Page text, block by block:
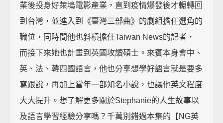
業後投身好萊塢電影產業，直到疫情爆發後才輾轉回
到台灣，並進入到《臺灣三部曲》的劇組擔任選角的
職位，同時間他也斜槓擔任Taiwan News的記者，
而接下來她也計畫到英國攻讀碩士。來賓本身會中、
英、法、韓四國語言，他也分享想學好語言就是要多
寫跟說，再加上當年一部知名小說，也讓他英文程度
大大提升。想了解更多關於Stephanie的人生故事以
及語言學習經驗分享嗎？千萬別錯過本集的【NG英